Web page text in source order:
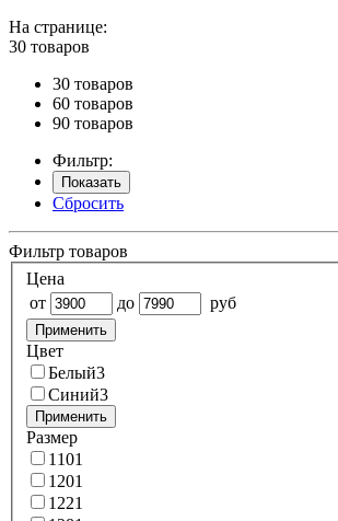
На странице:
30 товаров
30 товаров
60 товаров
90 товаров
Фильтр:
Показать
Сбросить
Фильтр товаров
Цена
от
до руб
Применить
Цвет
Белый3
Синий3
Применить
Размер
1101
1201
1221